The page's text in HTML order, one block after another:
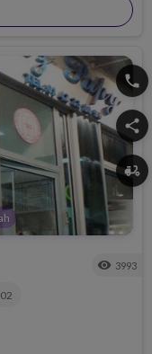
phone
share
delivery_dining
visibility 3993